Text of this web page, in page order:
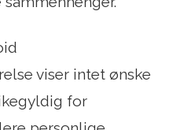
viser intet ønske
for